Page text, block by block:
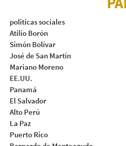
politicas sociales
Atilio Borón
Simón Bolívar
José de San Martín
Mariano Moreno
EE.UU.
Panamá
El Salvador
Alto Perú
La Paz
Puerto Rico